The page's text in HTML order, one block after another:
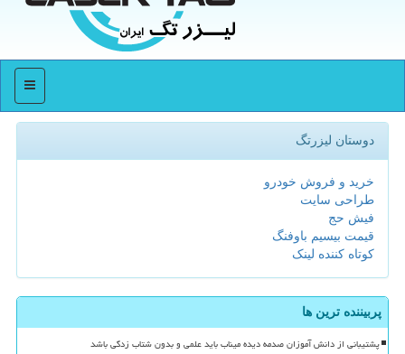
منو
دوستان لیزرتگ
خرید و فروش خودرو
طراحی سایت
فیش حج
قیمت بیسیم باوفنگ
کوتاه کننده لینک
پربیننده ترین ها
پشتیبانی از دانش آموزان صدمه دیده میناب باید علمی و بدون شتاب زدگی باشد